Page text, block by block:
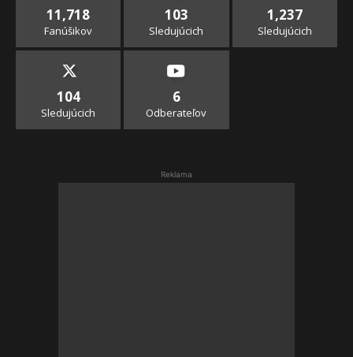
11,718
Fanúšikov
103
Sledujúcich
1,237
Sledujúcich
104
Sledujúcich
6
Odberateľov
Reklama